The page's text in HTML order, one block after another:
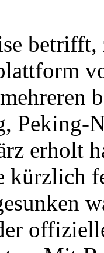
Peking-
erholt
kürzlich